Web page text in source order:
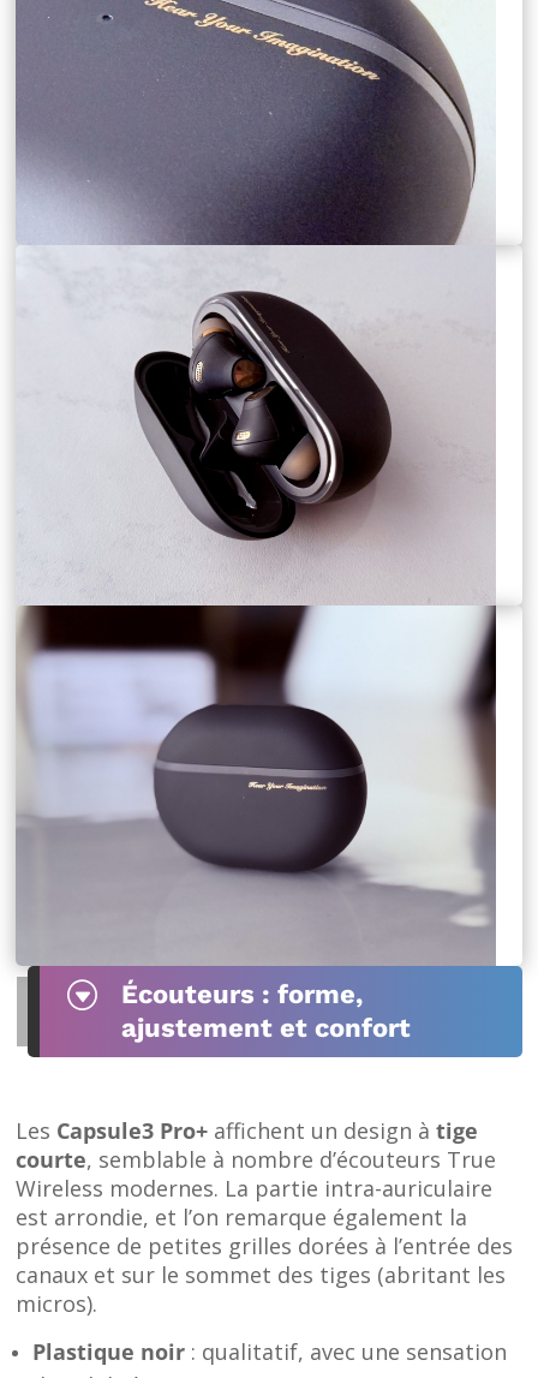
G
Écouteurs : forme,
ajustement et confort
Les Capsule3 Pro+ affichent un design àtige
courte, semblable à nombre d’écouteurs True
Wireless modernes. La partie intra-auriculaire
est arrondie, et l’on remarque également la
présence de petites grilles dorées à l’entrée des
canaux et sur le sommet des tiges (abritant les
micros).
Plastique noir : qualitatif, avec une sensation